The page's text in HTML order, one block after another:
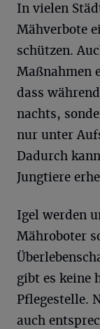
In vielen
Mähverbote
schützen.
Maßnahmen
dass
nachts,
nur unter
Dadurch
Jungtiere
Igel werden
Mähroboter
gibt es keine
Pflegestelle.
auch